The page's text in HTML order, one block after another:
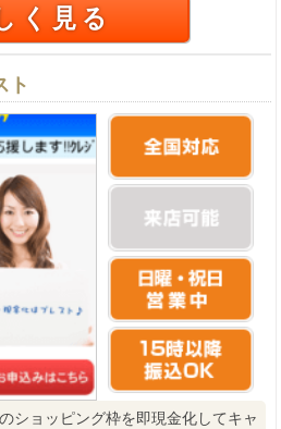
く見る
ト
ショッピング枠を即現金化してキャ